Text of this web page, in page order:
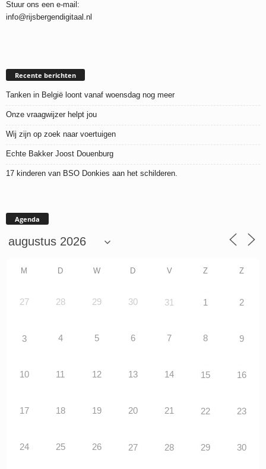
Stuur ons een e-mail:
info@rijsbergendigitaal.nl
Recente berichten
Tanken in België loont vanaf woensdag nog meer
Onze vraagwijzer helpt jou
Wij zijn op zoek naar voertuigen
Echte Bakker Joost Douenburg
17 kinderen van BSO Donkies aan het schilderen.
Agenda
M D W D V Z Z
27 28 29 30 31 1 2
3 4 5 6 7 8 9
10 11 12 13 14 15 16
17 18 19 20 21 22 23
24 25 26 27 28 29 30